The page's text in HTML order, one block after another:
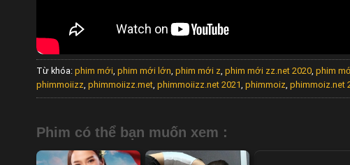
Từ khóa: phim mới phim mới lớn phim mới z phim mới zz.net 2020 phim
phimmoiizz phimmoiizz.met phimmoiizz.net 2021 phimmoiz phimmoiz.net
Phim có thể bạn muốn xem :